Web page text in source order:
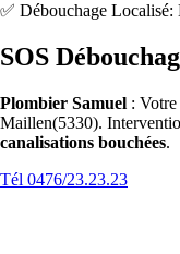
✅ Débouchage Localisé:
SOS
Plombier Samuel :
Maillen(5330).
canalisations bouchées.
Tél 0476/23.23.23